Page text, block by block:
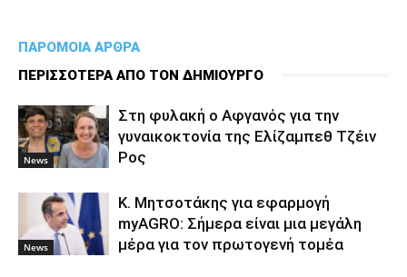
ΠΑΡΟΜΟΙΑ ΑΡΘΡΑ
ΠΕΡΙΣΣΟΤΕΡΑ ΑΠΟ ΤΟΝ ΔΗΜΙΟΥΡΓΟ
News
Στη φυλακή ο Aφγανός για την
γυναικοκτονία της Ελίζαμπεθ Τζέιν
Ρος
News
Κ. Μητσοτάκης για εφαρμογή
myAGRO: Σήμερα είναι μια μεγάλη
μέρα για τον πρωτογενή τομέα